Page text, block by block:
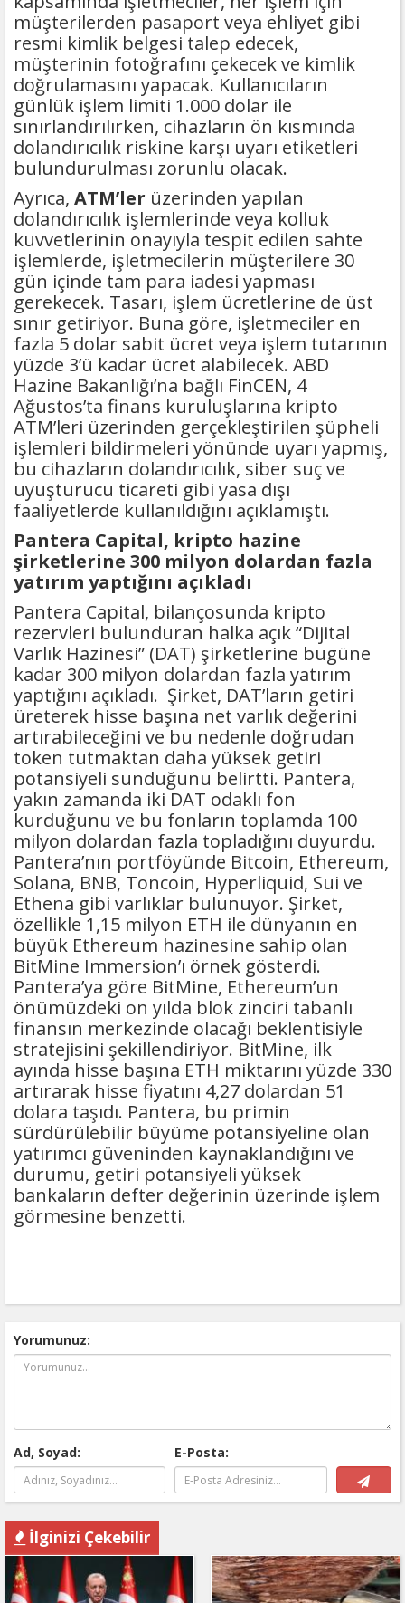
müşterilerden pasaport veya ehliyet gibi
resmi kimlik belgesi talep edecek,
müşterinin fotoğrafını çekecek ve kimlik
doğrulamasını yapacak. Kullanıcıların
günlük işlem limiti 1.000 dolar ile
sınırlandırılırken, cihazların ön kısmında
dolandırıcılık riskine karşı uyarı etiketleri
bulundurulması zorunlu olacak.
Ayrıca, ATM’ler üzerinden yapılan
dolandırıcılık işlemlerinde veya kolluk
kuvvetlerinin onayıyla tespit edilen sahte
işlemlerde, işletmecilerin müşterilere 30
gün içinde tam para iadesi yapması
gerekecek. Tasarı, işlem ücretlerine de üst
sınır getiriyor. Buna göre, işletmeciler en
fazla 5 dolar sabit ücret veya işlem tutarının
yüzde 3’ü kadar ücret alabilecek. ABD
Hazine Bakanlığı’na bağlı FinCEN, 4
Ağustos’ta finans kuruluşlarına kripto
ATM’leri üzerinden gerçekleştirilen şüpheli
işlemleri bildirmeleri yönünde uyarı yapmış,
bu cihazların dolandırıcılık, siber suç ve
uyuşturucu ticareti gibi yasa dışı
faaliyetlerde kullanıldığını açıklamıştı.
Pantera Capital, kripto hazine
şirketlerine 300 milyon dolardan fazla
yatırım yaptığını açıkladı
Pantera Capital, bilançosunda kripto
rezervleri bulunduran halka açık “Dijital
Varlık Hazinesi” (DAT) şirketlerine bugüne
kadar 300 milyon dolardan fazla yatırım
yaptığını açıkladı. Şirket, DAT’ların getiri
üreterek hisse başına net varlık değerini
artırabileceğini ve bu nedenle doğrudan
token tutmaktan daha yüksek getiri
potansiyeli sunduğunu belirtti. Pantera,
yakın zamanda iki DAT odaklı fon
kurduğunu ve bu fonların toplamda 100
milyon dolardan fazla topladığını duyurdu.
Pantera’nın portföyünde Bitcoin, Ethereum,
Solana, BNB, Toncoin, Hyperliquid, Sui ve
Ethena gibi varlıklar bulunuyor. Şirket,
özellikle 1,15 milyon ETH ile dünyanın en
büyük Ethereum hazinesine sahip olan
BitMine Immersion’ı örnek gösterdi.
Pantera’ya göre BitMine, Ethereum’un
önümüzdeki on yılda blok zinciri tabanlı
finansın merkezinde olacağı beklentisiyle
stratejisini şekillendiriyor. BitMine, ilk
ayında hisse başına ETH miktarını yüzde 330
artırarak hisse fiyatını 4,27 dolardan 51
dolara taşıdı. Pantera, bu primin
sürdürülebilir büyüme potansiyeline olan
yatırımcı güveninden kaynaklandığını ve
durumu, getiri potansiyeli yüksek
bankaların defter değerinin üzerinde işlem
görmesine benzetti.
Yorumunuz:
Ad, Soyad: E-Posta:
İlginizi Çekebilir